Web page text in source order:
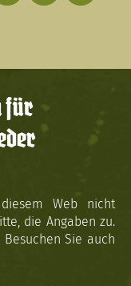
für
Web nicht
die Angaben zu.
Besuchen Sie auch